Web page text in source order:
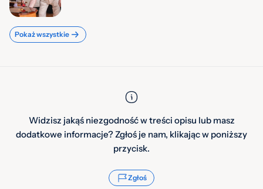
Pokaż wszystkie
Widzisz jakąś niezgodność w treści opisu lub masz
dodatkowe informacje? Zgłoś je nam, klikając w poniższy
przycisk.
Zgłoś